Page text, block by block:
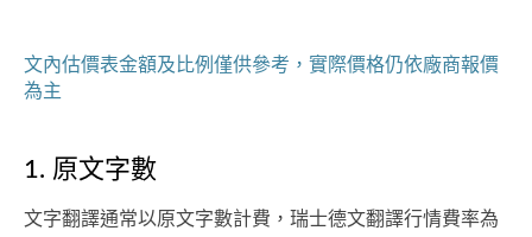
文內估價表金額及比例僅供參考，實際價格仍依廠商報價
為主
1. 原文字數
文字翻譯通常以原文字數計費，瑞士德文翻譯行情費率為